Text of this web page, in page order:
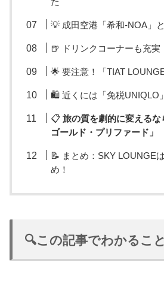
💡 成田空港「希和-NOA」
🍺 ドリンクコーナーも充実
🌟 要注意！「TIAT
🛍️ 近くには「免税UNIQLO
📋旅の質を劇的に変えるな
ゴールド・プリファード」
📝 まとめ：SKY LOUNGE
め！
🔍この記事でわかること